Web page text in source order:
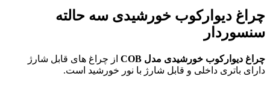
چراغ دیوارکوب خورشیدی سه حالته
سنسوردار
چراغ دیوارکوب خورشیدی مدل COB
از چراغ های قابل شارژ
دارای باتری داخلی و قابل شارژ با نور خورشید است.